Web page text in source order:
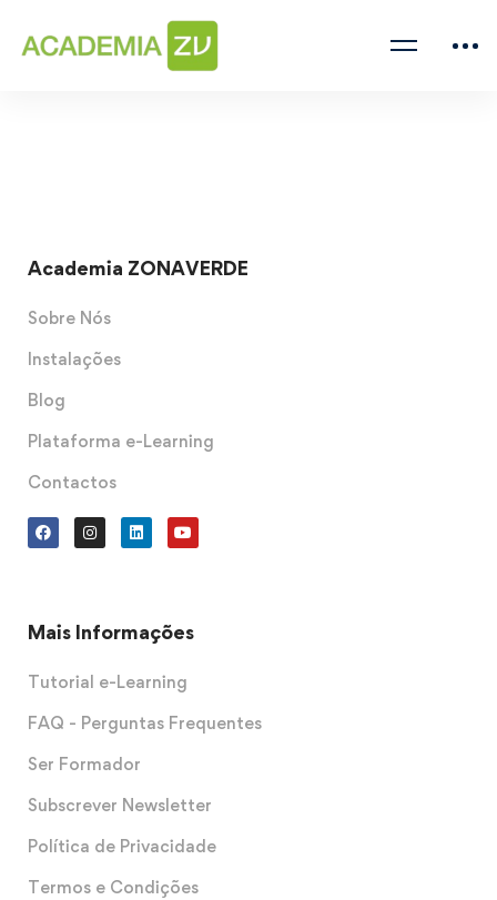
Academia ZONAVERDE
Sobre Nós
Instalações
Blog
Plataforma e-Learning
Contactos
Mais Informações
Tutorial e-Learning
FAQ - Perguntas Frequentes
Ser Formador
Subscrever Newsletter
Política de Privacidade
Termos e Condições